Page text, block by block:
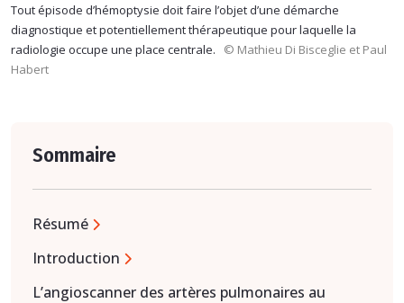
Tout épisode d’hémoptysie doit faire l’objet d’une démarche
diagnostique et potentiellement thérapeutique pour laquelle la
radiologie occupe une place centrale.
© Mathieu Di Bisceglie et Paul
Habert
Sommaire
Résumé
Introduction
L’angioscanner des artères pulmonaires au